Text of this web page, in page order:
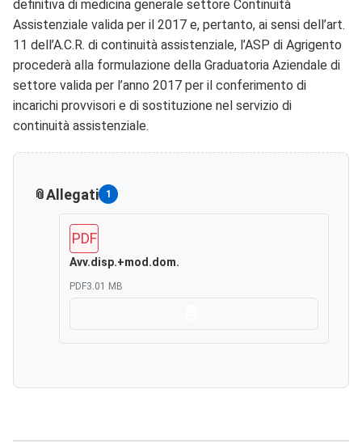
definitiva di medicina generale settore Continuità
Assistenziale valida per il 2017 e, pertanto, ai sensi dell’art.
11 dell’A.C.R. di continuità assistenziale, l’ASP di Agrigento
procederà alla formulazione della Graduatoria Aziendale di
settore valida per l’anno 2017 per il conferimento di
incarichi provvisori e di sostituzione nel servizio di
continuità assistenziale.
Allegati 1
PDF
Avv.disp.+mod.dom.
PDF3.01 MB